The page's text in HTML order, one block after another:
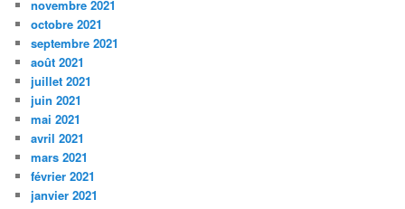
novembre 2021
octobre 2021
septembre 2021
août 2021
juillet 2021
juin 2021
mai 2021
avril 2021
mars 2021
février 2021
janvier 2021